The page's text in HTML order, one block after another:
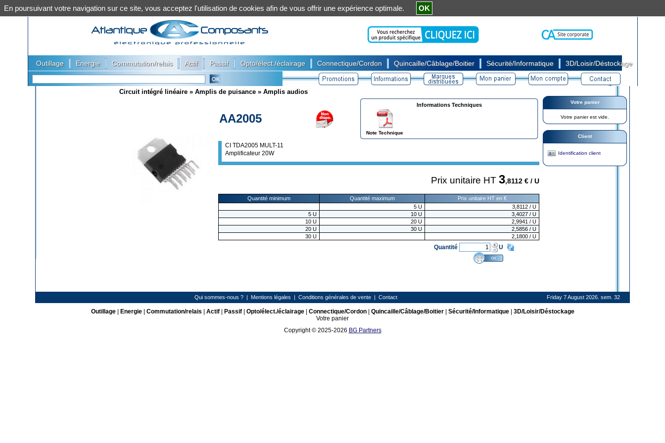
Outillage Energie Commutation/relais Actif Passif Opto/élect./éclairage Connectique/Cordon Quincaille/Câblage/Boitier Sécurité/Informatique 3D/Loisir/Déstockage
Circuit intégré linéaire » Amplis de puisance » Amplis audios
AA2005
Informations Techniques
Note Technique
CI TDA2005 MULT-11
Amplificateur 20W
Prix unitaire HT 3,8112 € / U
Quantité minimum Quantité maximum
Prix unitaire HT en €
5 U 3,8112 / U
5 U 10 U 3,4027 / U
10 U 20 U 2,9941 / U
20 U 30 U 2,5856 / U
30 U 2,1800 / U
Quantité U
Votre panier
Votre panier est vide.
Client
Identification client
Qui sommes-nous ? | Mentions légales | Conditions générales de vente | Contact Friday 7 August 2026. sem. 32
Outillage| Energie| Commutation/relais Actif| Passif| Opto/élect./éclairage| Connectique/Cordon| Quincaille/Câblage/Boitier| Sécurité/Informatique| 3D/Loisir/Déstockage
Votre panier
Copyright © 2025-2026 BG Partners
En poursuivant votre navigation sur ce site, vous acceptez l'utilisation de cookies afin de vous offrir une expérience optimale. OK